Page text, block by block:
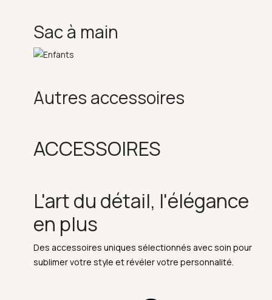
Sac à main
Autres accessoires
ACCESSOIRES
L'art du détail, l'élégance
en plus
Des accessoires uniques sélectionnés avec soin pour
sublimer votre style et révéler votre personnalité.